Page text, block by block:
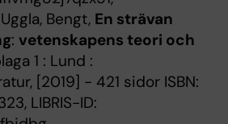
Bengt, En strävan
: vetenskapens teori och
1 : Lund :
[2019] - 421 sidor ISBN:
LIBRIS-ID: